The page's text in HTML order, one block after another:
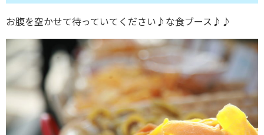
お腹を空かせて待っていてください♪な食ブース♪♪